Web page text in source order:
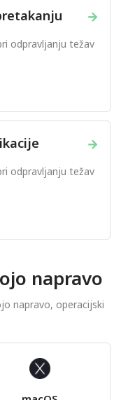
→
odpravljanju težav
→
odpravljanju težav
napravo
napravo, operacijski